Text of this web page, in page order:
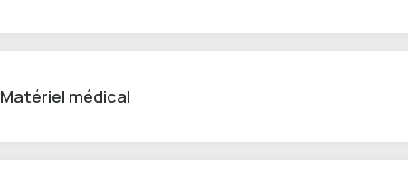
Matériel médical